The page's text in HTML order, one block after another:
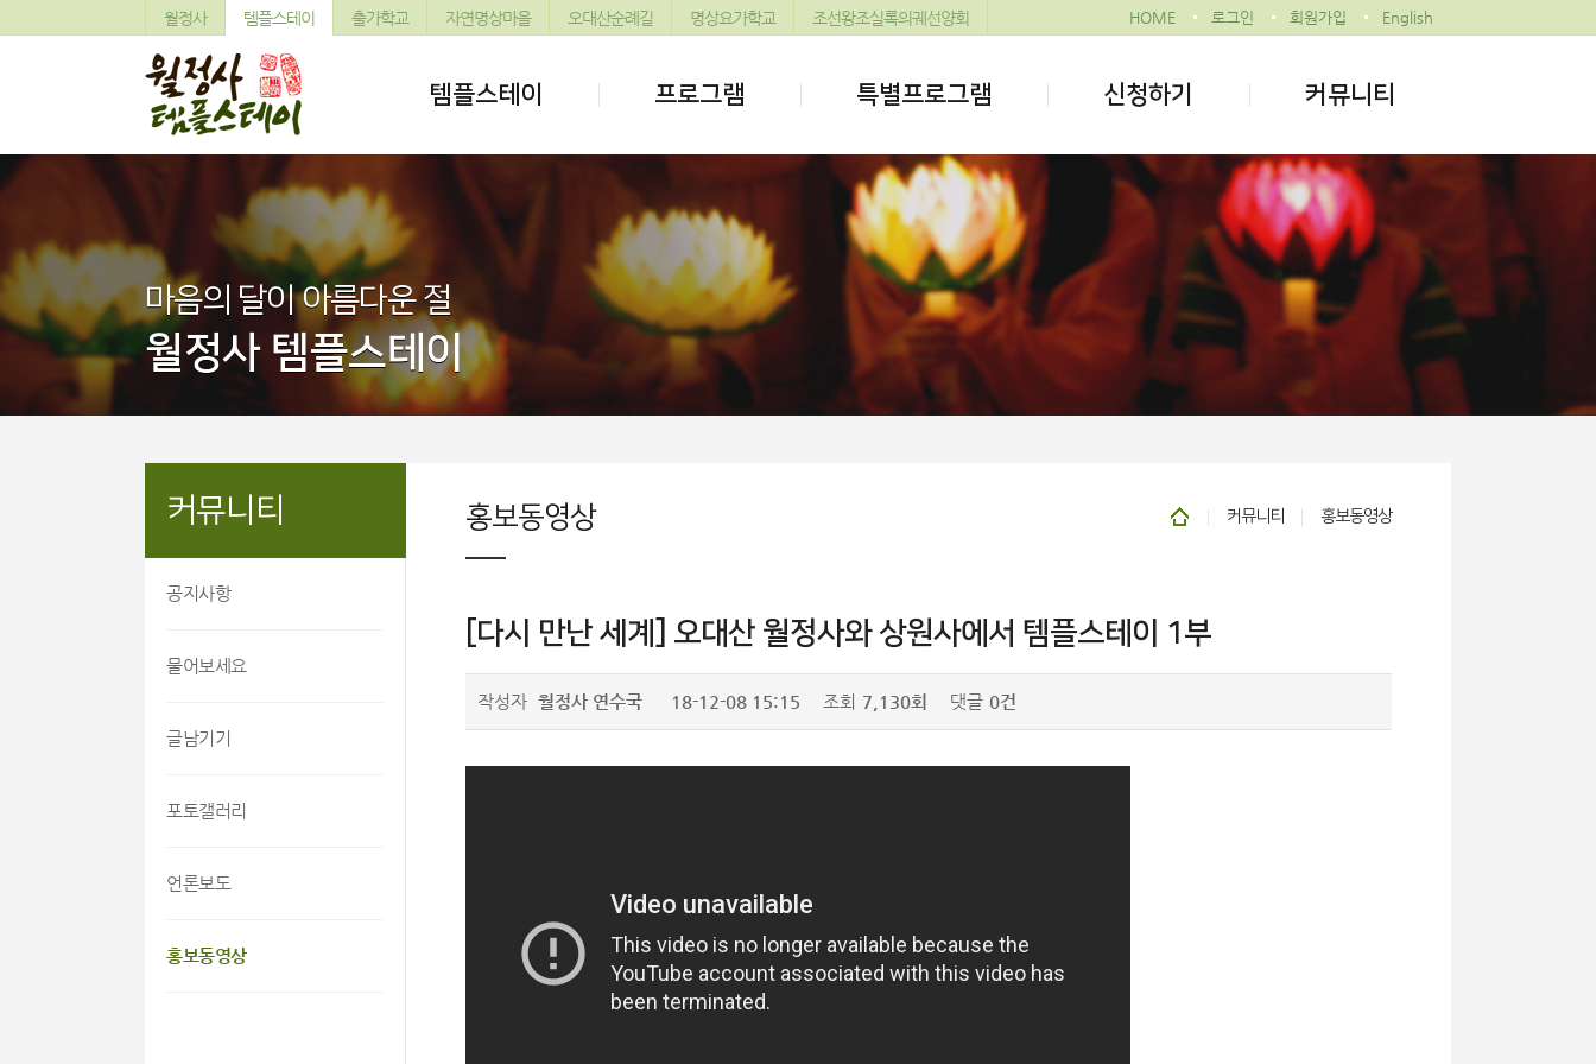
월정사 템플스테이 출가학교 자연명상마을 오대산순례길 명상요가학교 조선왕조실록의궤선양회 HOME 로그인 회원가입 English
템플스테이 프로그램 특별프로그램 신청하기 커뮤니티
마음의 달이 아름다운 절
월정사 템플스테이
커뮤니티
공지사항
물어보세요
글남기기
포토갤러리
언론보도
홍보동영상
커뮤니티 홍보동영상
홍보동영상
[다시 만난 세계] 오대산 월정사와 상원사에서 템플스테이 1부
작성자 월정사 연수국 18-12-08 15:15 조회 7,130회 댓글 0건